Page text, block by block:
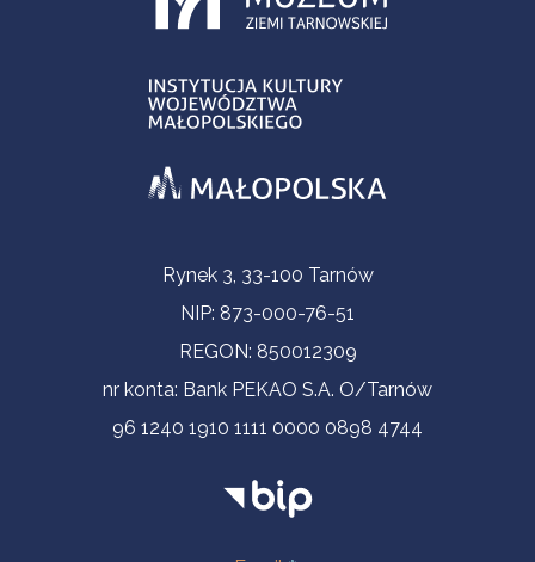
Informacje kontaktoweRynek 3, 33-100 Tarnów
NIP: 873-000-76-51
REGON: 850012309
nr konta: Bank PEKAO S.A. O/Tarnów
96 1240 1910 1111 0000 0898 4744